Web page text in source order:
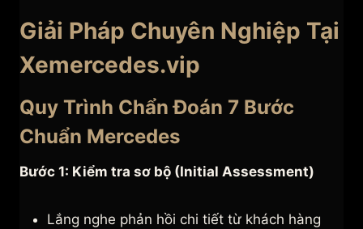
Giải Pháp Chuyên Nghiệp Tại
Xemercedes.vip
Quy Trình Chẩn Đoán 7 Bước
Chuẩn Mercedes
Bước 1: Kiểm tra sơ bộ (Initial Assessment)
Lắng nghe phản hồi chi tiết từ khách hàng